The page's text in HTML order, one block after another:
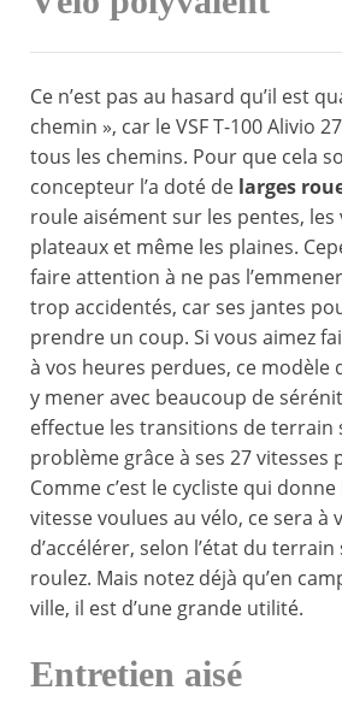
Ce n’est pas au hasard qu’il est
chemin », car le VSF T-100 Alivio
tous les chemins. Pour que cela
concepteur l’a doté de larges
roule aisément sur les pentes, les
plateaux et même les plaines.
faire attention à ne pas
trop accidentés, car ses jantes
prendre un coup. Si vous aimez
à vos heures perdues, ce modèle
y mener avec beaucoup de
effectue les transitions de terrain
problème grâce à ses 27 vitesses
Comme c’est le cycliste qui
vitesse voulues au vélo, ce sera à
d’accélérer, selon l’état du
roulez. Mais notez déjà qu’en
ville, il est d’une grande utilité.
Entretien aisé